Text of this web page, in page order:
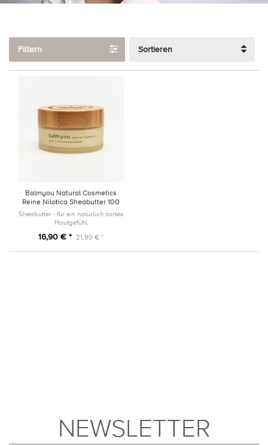
Filtern Sortieren
Balmyou Natural Cosmetics
Reine Nilotica Sheabutter 100
ml
Sheabutter - für ein natürlich zartes
Hautgefühl
16,90 € * 21,90 € *
NEWSLETTER